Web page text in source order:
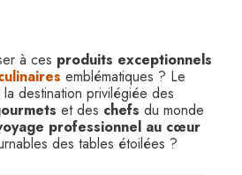
à ces produits exceptionnels
emblématiques ? Le
la destination privilégiée des
et des chefs du monde
professionnel au cœur
des tables étoilées ?